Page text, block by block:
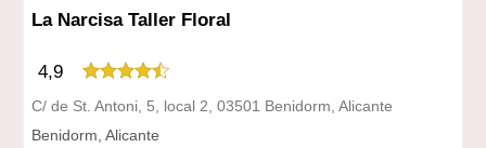
La Narcisa Taller Floral
4,9
C/ de St. Antoni, 5, local 2, 03501 Benidorm, Alicante
Benidorm, Alicante